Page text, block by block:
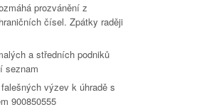
prozvánění z
čísel. Zpátky raději
a středních podniků
seznam
výzev k úhradě s
900850555